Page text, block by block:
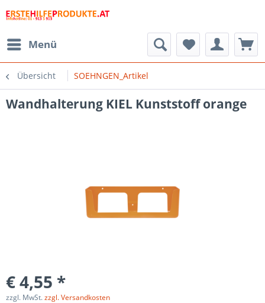
Menü
Übersicht SOEHNGEN_Artikel
Wandhalterung KIEL Kunststoff orange
€ 4,55 *
zzgl. MwSt.zzgl. Versandkosten